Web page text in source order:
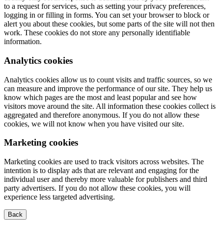
to a request for services, such as setting your privacy preferences,
logging in or filling in forms. You can set your browser to block or
alert you about these cookies, but some parts of the site will not then
work. These cookies do not store any personally identifiable
information.
Analytics cookies
Analytics cookies allow us to count visits and traffic sources, so we
can measure and improve the performance of our site. They help us
know which pages are the most and least popular and see how
visitors move around the site. All information these cookies collect is
aggregated and therefore anonymous. If you do not allow these
cookies, we will not know when you have visited our site.
Marketing cookies
Marketing cookies are used to track visitors across websites. The
intention is to display ads that are relevant and engaging for the
individual user and thereby more valuable for publishers and third
party advertisers. If you do not allow these cookies, you will
experience less targeted advertising.
Back